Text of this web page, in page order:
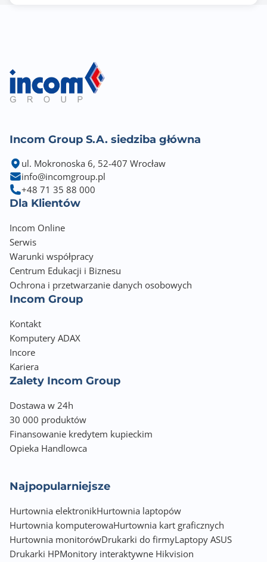
Incom Group S.A. siedziba główna
ul. Mokronoska 6, 52-407 Wrocław
info@incomgroup.pl
+48 71 35 88 000
Dla Klientów
Incom Online
Serwis
Warunki współpracy
Centrum Edukacji i Biznesu
Ochrona i przetwarzanie danych osobowych
Incom Group
Kontakt
Komputery ADAX
Incore
Kariera
Zalety Incom Group
Dostawa w 24h
30 000 produktów
Finansowanie kredytem kupieckim
Opieka Handlowca
Najpopularniejsze
Hurtownia elektronikHurtownia laptopów
Hurtownia komputerowaHurtownia kart graficznych
Hurtownia monitorówDrukarki do firmyLaptopy ASUS
Drukarki HPMonitory interaktywne Hikvision